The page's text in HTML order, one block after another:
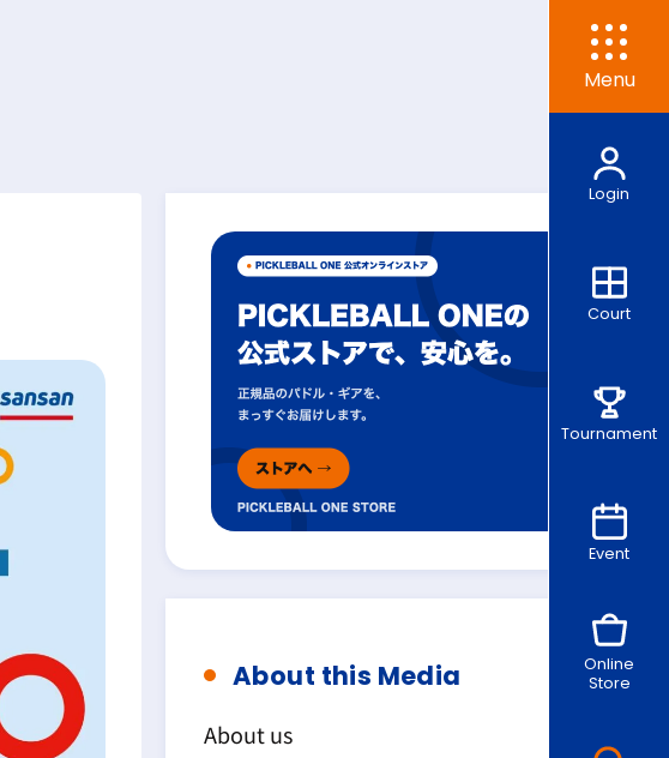
Menu
Login
Court
Tournament
Event
Online
Store
About this Media
About us